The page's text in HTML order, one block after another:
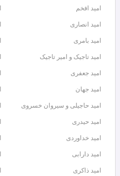
امید افخم
امید انصاری
امید بامری
امید تاجیک و امیر تاجیک
امید جعفری
امید جهان
امید حاجیلی و سیروان خسروی
امید حیدری
امید خداوردی
امید دارابی
امید ذاکری